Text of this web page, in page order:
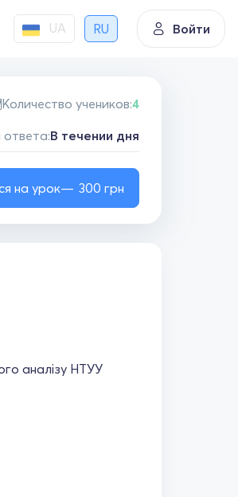
UA RU Войти
Количество учеников:4
В течении дня
на урок 300 грн
аналізу НТУУ